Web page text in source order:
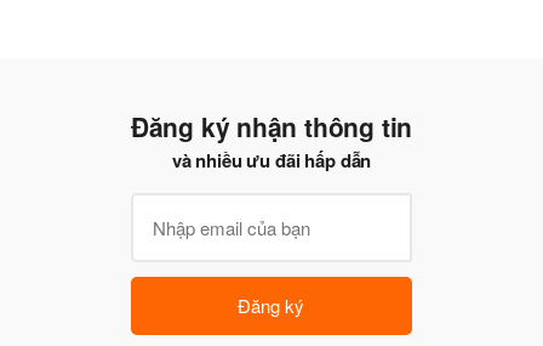
Đăng ký nhận thông tin
và nhiều ưu đãi hấp dẫn
Đăng ký